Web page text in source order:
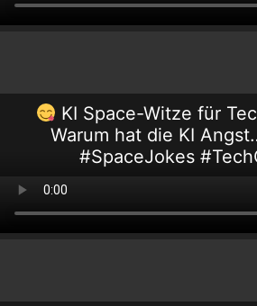
KI Space-Witze für
Warum hat die KI
#SpaceJokes